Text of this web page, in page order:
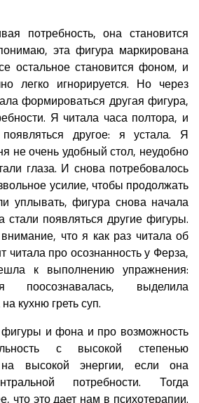
потребность, она становится
эта фигура маркирована
остальное становится фоном, и
легко игнорируется. Но через
формироваться другая фигура,
Я читала часа полтора, и
другое: я устала. Я
не очень удобный стол, неудобно
глаза. И снова потребовалось
усилие, чтобы продолжать
уплывать, фигура снова начала
стали появляться другие фигуры.
что я как раз читала об
читала про осознанность у Ферза,
к выполнению упражнения:
поосознавалась, выделила
кухню греть суп.
и фона и про возможность
с высокой степенью
высокой энергии, если она
потребности. Тогда
что это дает нам в психотерапии.